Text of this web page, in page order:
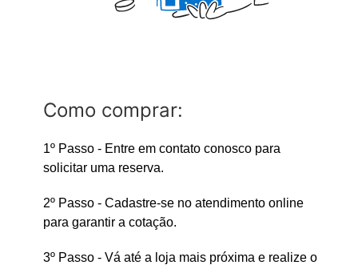
Como comprar:
1º Passo - Entre em contato conosco para
solicitar uma reserva.
2º Passo - Cadastre-se no atendimento online
para garantir a cotação.
3º Passo - Vá até a loja mais próxima e realize o